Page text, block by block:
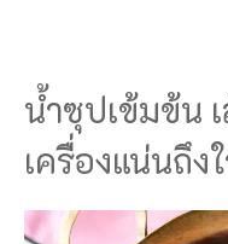
น้ำซุปเข้มข้น
เครื่องแน่นถึง